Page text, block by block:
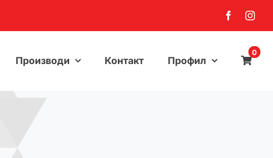
Производи Контакт Профил
0